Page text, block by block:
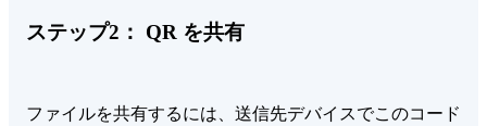
ステップ2： QR を共有
ファイルを共有するには、送信先デバイスでこのコード